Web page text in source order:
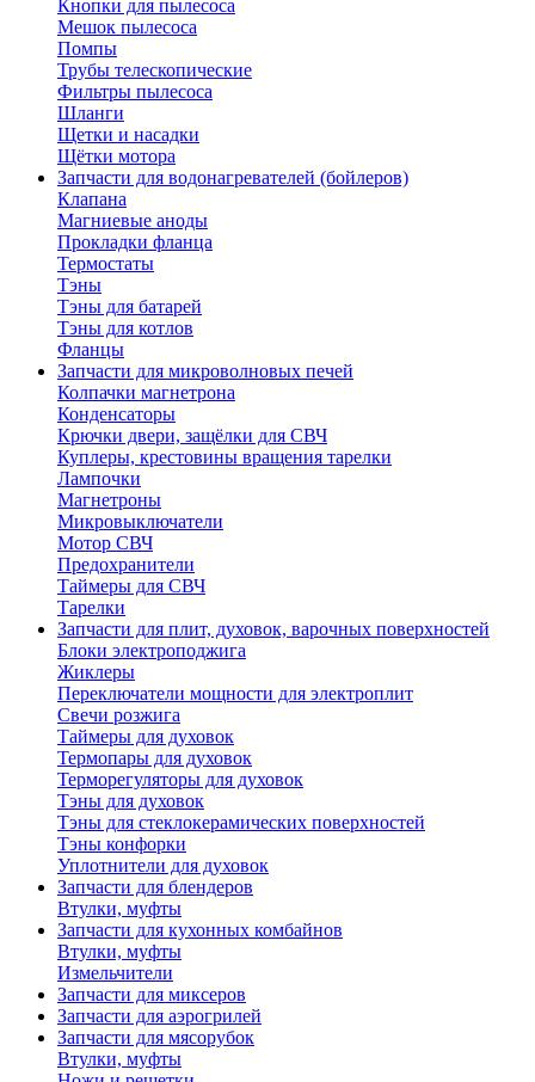
Кнопки для пылесоса
Мешок пылесоса
Помпы
Трубы телескопические
Фильтры пылесоса
Шланги
Щетки и насадки
Щётки мотора
Запчасти для водонагревателей (бойлеров)
Клапана
Магниевые аноды
Прокладки фланца
Термостаты
Тэны
Тэны для батарей
Тэны для котлов
Фланцы
Запчасти для микроволновых печей
Колпачки магнетрона
Конденсаторы
Крючки двери, защёлки для СВЧ
Куплеры, крестовины вращения тарелки
Лампочки
Магнетроны
Микровыключатели
Мотор СВЧ
Предохранители
Таймеры для СВЧ
Тарелки
Запчасти для плит, духовок, варочных поверхностей
Блоки электроподжига
Жиклеры
Переключатели мощности для электроплит
Свечи розжига
Таймеры для духовок
Термопары для духовок
Терморегуляторы для духовок
Тэны для духовок
Тэны для стеклокерамических поверхностей
Тэны конфорки
Уплотнители для духовок
Запчасти для блендеров
Втулки, муфты
Запчасти для кухонных комбайнов
Втулки, муфты
Измельчители
Запчасти для миксеров
Запчасти для аэрогрилей
Запчасти для мясорубок
Втулки, муфты